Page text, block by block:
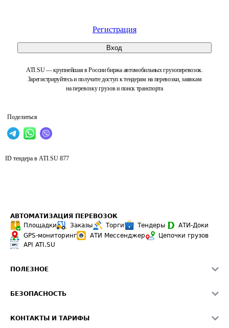
Регистрация
Вход
ATI.SU — крупнейшая в России биржа автомобильных грузоперевозок.
Зарегистрируйтесь и получите доступ к тендерам на перевозки, заявкам
на перевозку грузов и поиск транспорта
Поделиться
ID тендера в ATI.SU 877
АВТОМАТИЗАЦИЯ ПЕРЕВОЗОК
Площадки
Заказы Торги Тендеры
АТИ-Доки
GPS-мониторинг
АТИ Мессенджер
Цепочки грузов
API ATI.SU
ПОЛЕЗНОЕ
Звезды ATI.SU на вашем сайте
БЕЗОПАСНОСТЬ
КОНТАКТЫ И ТАРИФЫ